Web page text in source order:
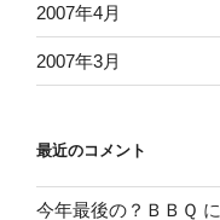
2007年4月
2007年3月
最近のコメント
今年最後の？ＢＢＱ に